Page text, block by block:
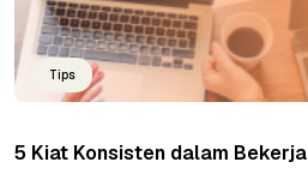
Tips
5 Kiat Konsisten dalam Bekerja